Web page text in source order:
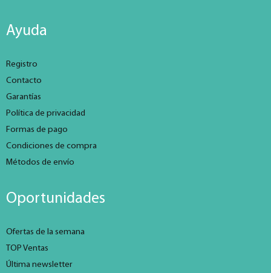
Ayuda
Registro
Contacto
Garantías
Política de privacidad
Formas de pago
Condiciones de compra
Métodos de envío
Oportunidades
Ofertas de la semana
TOP Ventas
Última newsletter